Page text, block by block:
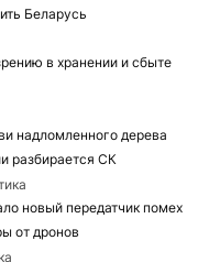
Беларусь
в хранении и сбыте
надломленного дерева
разбирается СК
новый передатчик помех
от дронов